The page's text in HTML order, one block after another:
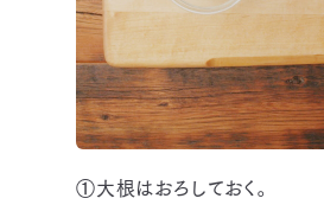
①大根はおろしておく。